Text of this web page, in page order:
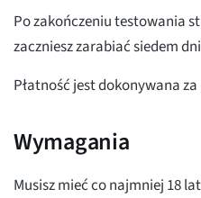
Po zakończeniu testowania
zaczniesz zarabiać siedem
Płatność jest dokonywana
Wymagania
Musisz mieć co najmniej 18